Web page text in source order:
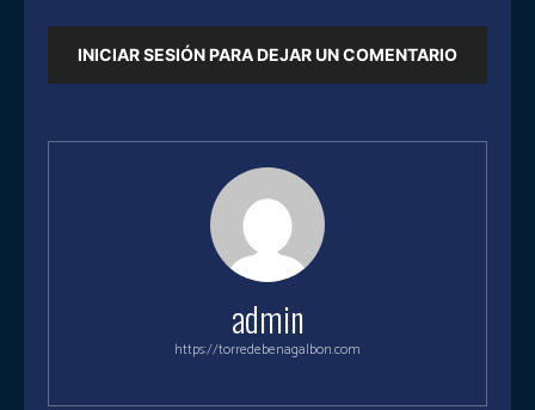
INICIAR SESIÓN PARA DEJAR UN COMENTARIO
admin
https://torredebenagalbon.com